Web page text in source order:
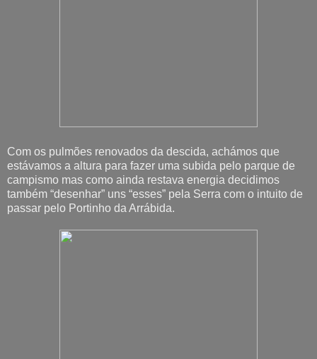
Com os pulmões renovados da descida, achámos que
estávamos a altura para fazer uma subida pelo parque de
campismo mas como ainda restava energia decidimos
também “desenhar” uns “esses” pela Serra com o intuito de
passar pelo Portinho da Arrábida.